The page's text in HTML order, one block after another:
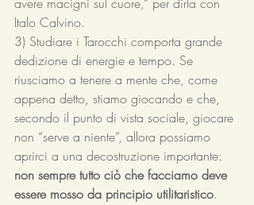
Italo Calvino.
3) Studiare i Tarocchi comporta grande
dedizione di energie e tempo. Se
riusciamo a tenere a mente che, come
appena detto, stiamo giocando e che,
secondo il punto di vista sociale, giocare
non “serve a niente”, allora possiamo
aprirci a una decostruzione importante:
non sempre tutto ciò che facciamo deve
essere mosso da principio utilitaristico.